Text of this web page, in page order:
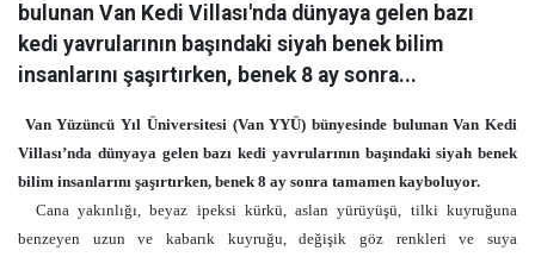
bulunan Van Kedi Villası'nda dünyaya gelen bazı
kedi yavrularının başındaki siyah benek bilim
insanlarını şaşırtırken, benek 8 ay sonra...
Van Yüzüncü Yıl Üniversitesi (Van YYÜ) bünyesinde bulunan Van Kedi
Villası’nda dünyaya gelen bazı kedi yavrularının başındaki siyah benek
bilim insanlarını şaşırtırken, benek 8 ay sonra tamamen kayboluyor.
Cana yakınlığı, beyaz ipeksi kürkü, aslan yürüyüşü, tilki kuyruğuna
benzeyen uzun ve kabarık kuyruğu, değişik göz renkleri ve suya